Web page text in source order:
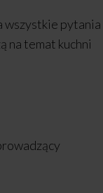
wszystkie pytania
na temat kuchni